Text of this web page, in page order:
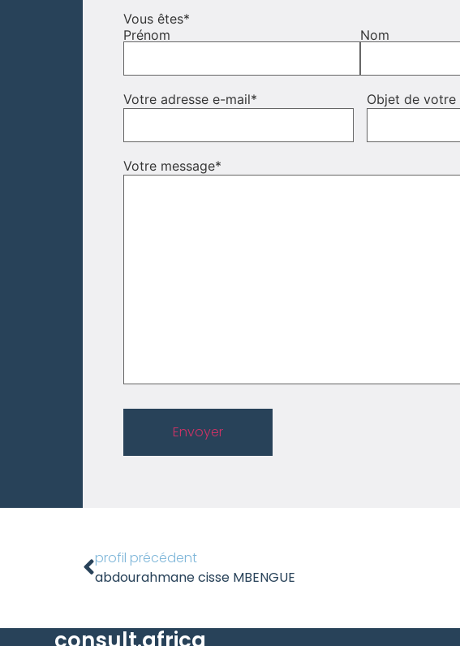
Vous êtes*
Prénom
Nom
Votre adresse e-mail* Objet de votre
Votre message*
Envoyer
profil précédent
abdourahmane cisse MBENGUE